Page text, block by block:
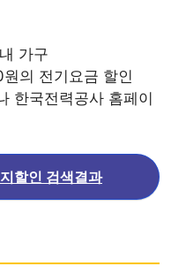
가구
의 전기요금 할인
한국전력공사 홈페이
할인 검색결과